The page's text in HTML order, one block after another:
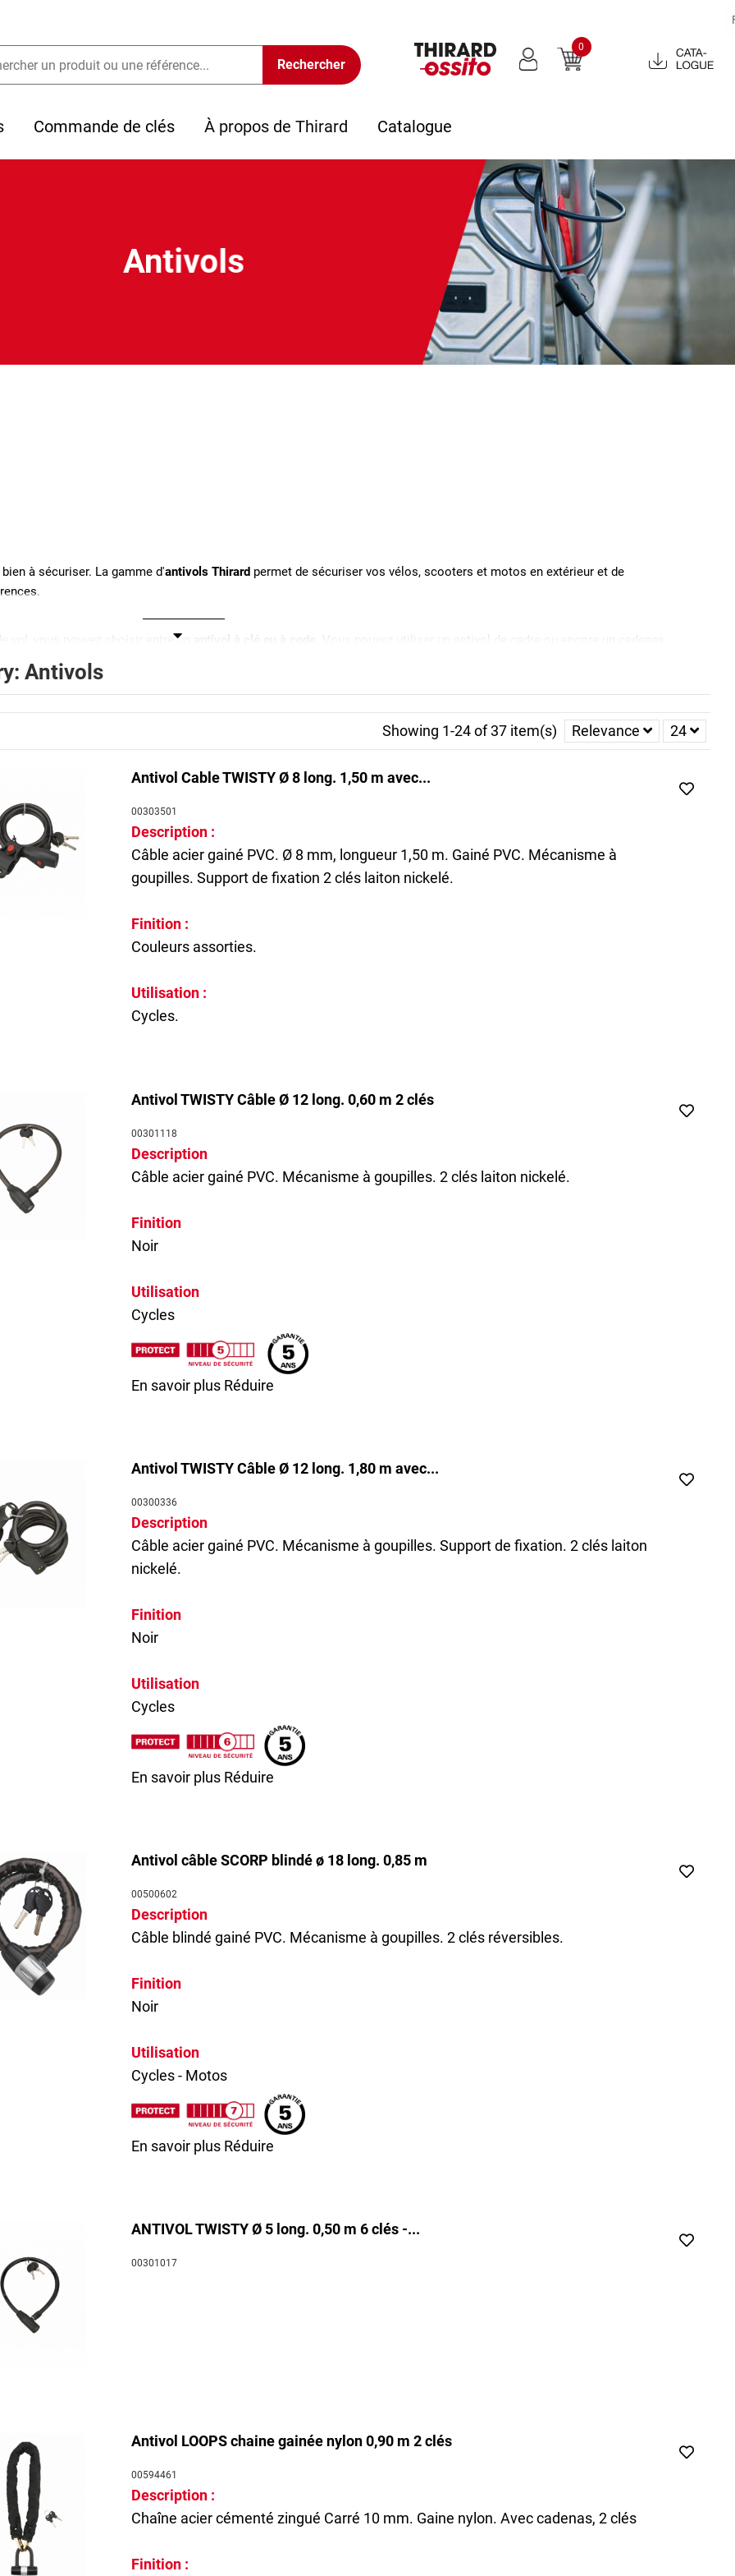
0
Catalogue
2022
Commande de clés À propos de Thirard Catalogue
Antivols
à sécuriser. La gamme d'antivols Thirard permet de sécuriser vos vélos, scooters et motos en extérieur et de
vol, vous pouvez choisir entre un
conseillé de
1,80m.
Les antivols. Thirard propose également desantivols par blocage des freins à disque
sûreté à clé tubulaire en font un dispositif pratique à utiliser et à transporter.
desanses en acier cémenté nickelé et gainées
accrue.
Antivols
Showing 1-24 of 37 item(s) Relevance 24
Antivol Cable TWISTY Ø 8 long. 1,50 m avec...
00303501
Description :
Câble acier gainé PVC. Ø 8 mm, longueur 1,50 m. Gainé PVC. Mécanisme à
goupilles. Support de fixation 2 clés laiton nickelé.
Finition :
Couleurs assorties.
Utilisation :
Cycles.
Antivol TWISTY Câble Ø 12 long. 0,60 m 2 clés
00301118
Description
Câble acier gainé PVC. Mécanisme à goupilles. 2 clés laiton nickelé.
Finition
Noir
Utilisation
Cycles
En savoir plus Réduire
Antivol TWISTY Câble Ø 12 long. 1,80 m avec...
00300336
Description
Câble acier gainé PVC. Mécanisme à goupilles. Support de fixation. 2 clés laiton
nickelé.
Finition
Noir
Utilisation
Cycles
En savoir plus Réduire
Antivol câble SCORP blindé ø 18 long. 0,85 m
00500602
Description
Câble blindé gainé PVC. Mécanisme à goupilles. 2 clés réversibles.
Finition
Noir
Utilisation
Cycles - Motos
En savoir plus Réduire
ANTIVOL TWISTY Ø 5 long. 0,50 m 6 clés -...
00301017
Antivol LOOPS chaine gainée nylon 0,90 m 2 clés
00594461
Description :
Chaîne acier cémenté zingué Carré 10 mm. Gaine nylon. Avec cadenas, 2 clés
Finition :